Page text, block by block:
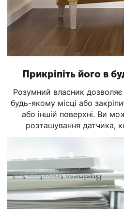
Прикріпіть його в
Розумний власник
будь-якому місці або
або іншій поверхні. Ви
розташування датчика,